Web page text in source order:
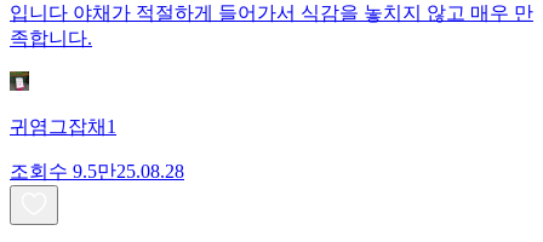
입니다 야채가 적절하게 들어가서 식감을 놓치지 않고 매우 만
족합니다.
귀염그잡채1
조회수 9.5만25.08.28